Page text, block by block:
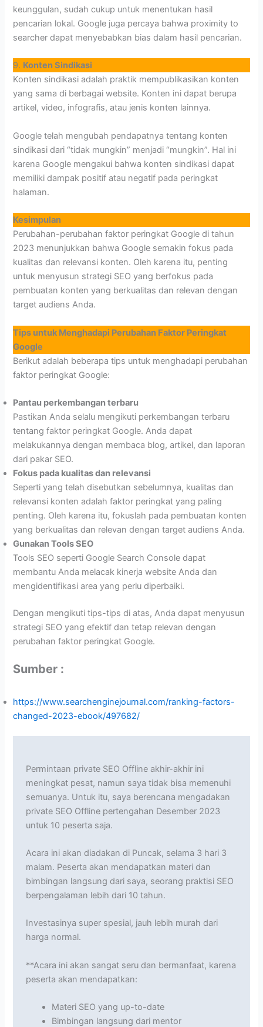
keunggulan, sudah cukup untuk menentukan hasil
pencarian lokal. Google juga percaya bahwa proximity to
searcher dapat menyebabkan bias dalam hasil pencarian.
9. Konten Sindikasi
Konten sindikasi adalah praktik mempublikasikan konten
yang sama di berbagai website. Konten ini dapat berupa
artikel, video, infografis, atau jenis konten lainnya.
Google telah mengubah pendapatnya tentang konten
sindikasi dari “tidak mungkin” menjadi “mungkin”. Hal ini
karena Google mengakui bahwa konten sindikasi dapat
memiliki dampak positif atau negatif pada peringkat
halaman.
Kesimpulan
Perubahan-perubahan faktor peringkat Google di tahun
2023 menunjukkan bahwa Google semakin fokus pada
kualitas dan relevansi konten. Oleh karena itu, penting
untuk menyusun strategi SEO yang berfokus pada
pembuatan konten yang berkualitas dan relevan dengan
target audiens Anda.
Tips untuk Menghadapi Perubahan Faktor Peringkat
Google
Berikut adalah beberapa tips untuk menghadapi perubahan
faktor peringkat Google:
Pantau perkembangan terbaru
Pastikan Anda selalu mengikuti perkembangan terbaru
tentang faktor peringkat Google. Anda dapat
melakukannya dengan membaca blog, artikel, dan laporan
dari pakar SEO.
Fokus pada kualitas dan relevansi
Seperti yang telah disebutkan sebelumnya, kualitas dan
relevansi konten adalah faktor peringkat yang paling
penting. Oleh karena itu, fokuslah pada pembuatan konten
yang berkualitas dan relevan dengan target audiens Anda.
Gunakan Tools SEO
Tools SEO seperti Google Search Console dapat
membantu Anda melacak kinerja website Anda dan
mengidentifikasi area yang perlu diperbaiki.
Dengan mengikuti tips-tips di atas, Anda dapat menyusun
strategi SEO yang efektif dan tetap relevan dengan
perubahan faktor peringkat Google.
Sumber :
https://www.searchenginejournal.com/ranking-factors-
changed-2023-ebook/497682/
Permintaan private SEO Offline akhir-akhir ini
meningkat pesat, namun saya tidak bisa memenuhi
semuanya. Untuk itu, saya berencana mengadakan
private SEO Offline pertengahan Desember 2023
untuk 10 peserta saja.
Acara ini akan diadakan di Puncak, selama 3 hari 3
malam. Peserta akan mendapatkan materi dan
bimbingan langsung dari saya, seorang praktisi SEO
berpengalaman lebih dari 10 tahun.
Investasinya super spesial, jauh lebih murah dari
harga normal.
**Acara ini akan sangat seru dan bermanfaat, karena
peserta akan mendapatkan:
Materi SEO yang up-to-date
Bimbingan langsung dari mentor